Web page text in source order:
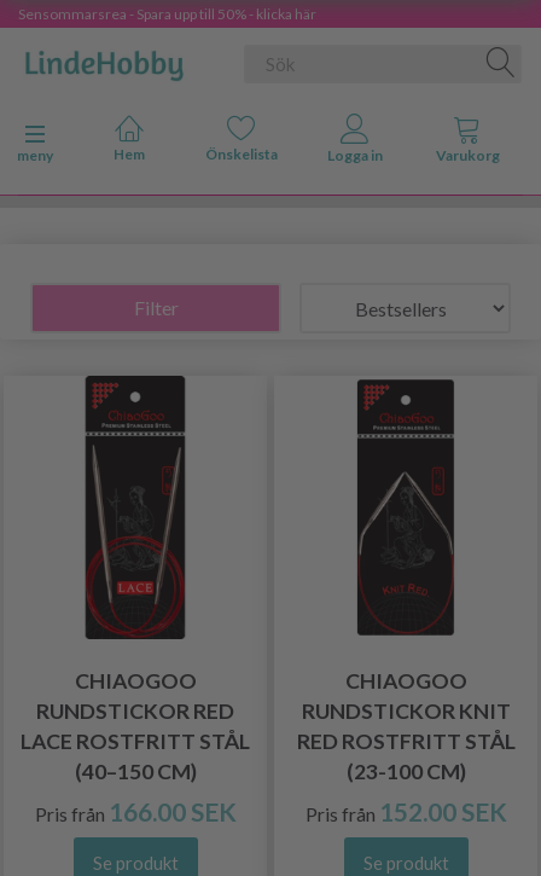
Sensommarsrea - Spara upp till 50% - klicka här
Ändra navigering
meny
Filter
CHIAOGOO
RUNDSTICKOR RED
LACE ROSTFRITT STÅL
(40–150 CM)
Pris från 166.00 SEK
Se produkt
CHIAOGOO
RUNDSTICKOR KNIT
RED ROSTFRITT STÅL
(23-100 CM)
Pris från 152.00 SEK
Se produkt